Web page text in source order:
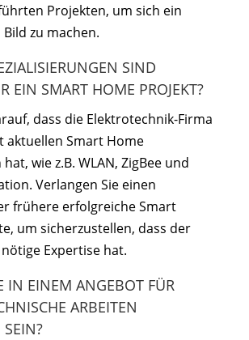
Projekten, um sich ein
zu machen.
SIND
EIN SMART HOME PROJEKT?
dass die Elektrotechnik-Firma
aktuellen Smart Home
wie z.B. WLAN, ZigBee und
Verlangen Sie einen
frühere erfolgreiche Smart
um sicherzustellen, dass der
Expertise hat.
IN EINEM ANGEBOT FÜR
ARBEITEN